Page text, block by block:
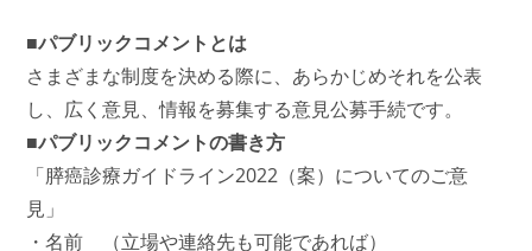
■パブリックコメントとは
さまざまな制度を決める際に、あらかじめそれを公表
し、広く意見、情報を募集する意見公募手続です。
■パブリックコメントの書き方
「膵癌診療ガイドライン2022（案）についてのご意
見」
・名前 （立場や連絡先も可能であれば）